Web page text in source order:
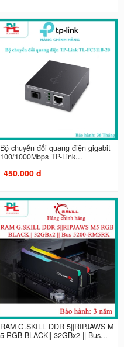
Bộ chuyển đổi quang điện gigabit
100/1000Mbps TP-Link...
450.000 đ
RAM G.SKILL DDR 5||RIPJAWS M
5 RGB BLACK|| 32GBx2 || Bus...